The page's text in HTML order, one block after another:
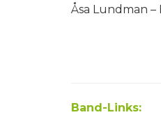
Åsa Lundman –
Band-Links: